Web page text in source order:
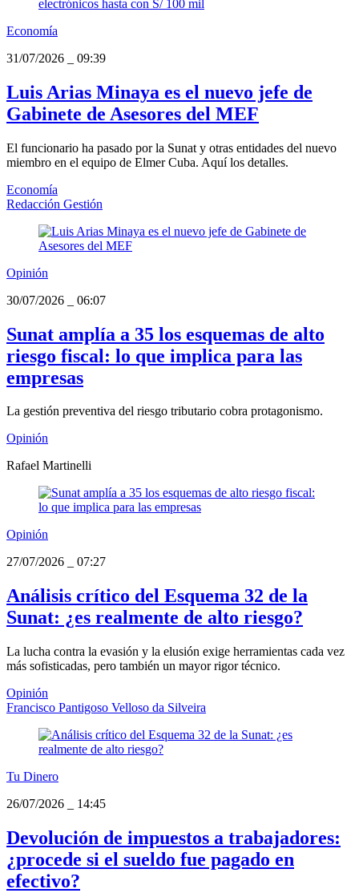
Economía
31/07/2026
09:39
Luis Arias Minaya es el nuevo jefe de
Gabinete de Asesores del MEF
El funcionario ha pasado por la Sunat y otras entidades del nuevo
miembro en el equipo de Elmer Cuba. Aquí los detalles.
Economía
Redacción Gestión
Opinión
30/07/2026
06:07
Sunat amplía a 35 los esquemas de alto
riesgo fiscal: lo que implica para las
empresas
La gestión preventiva del riesgo tributario cobra protagonismo.
Opinión
Rafael Martinelli
Opinión
27/07/2026
07:27
Análisis crítico del Esquema 32 de la
Sunat: ¿es realmente de alto riesgo?
La lucha contra la evasión y la elusión exige herramientas cada vez
más sofisticadas, pero también un mayor rigor técnico.
Opinión
Francisco Pantigoso Velloso da Silveira
Tu Dinero
26/07/2026
14:45
Devolución de impuestos a trabajadores:
¿procede si el sueldo fue pagado en
efectivo?